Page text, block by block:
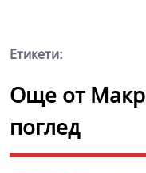
Етикети:
Още от
поглед